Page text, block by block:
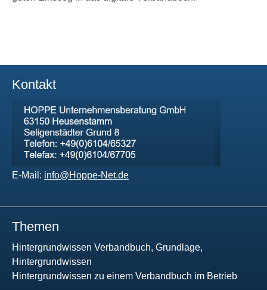
Kontakt
E-Mail: info@Hoppe-Net.de
Themen
Hintergrundwissen Verbandbuch, Grundlage,
Hintergrundwissen
Hintergrundwissen zu einem Verbandbuch im Betrieb